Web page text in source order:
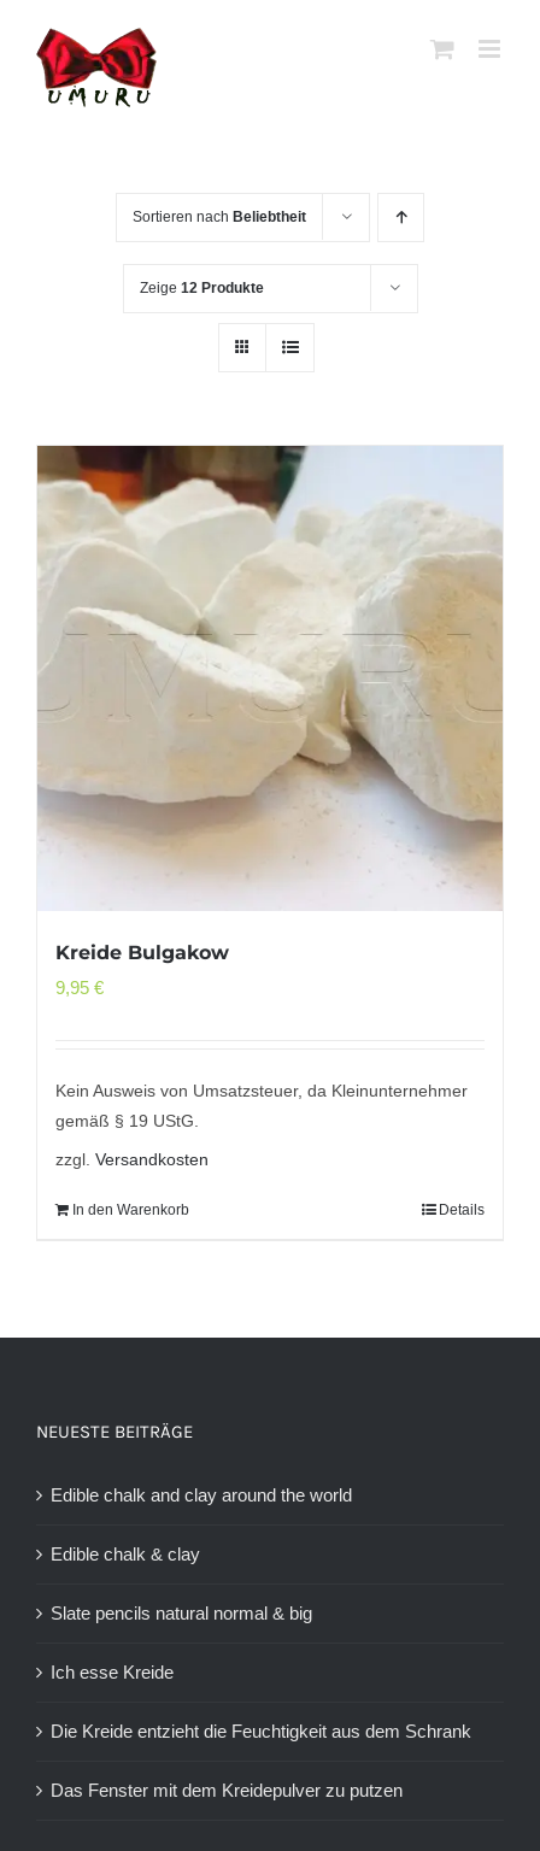
Inhalt
springen
Sortieren nach Beliebtheit
Zeige 12 Produkte
Kreide Bulgakow
9,95 €
Kein Ausweis von Umsatzsteuer, da Kleinunternehmer
gemäß § 19 UStG.
zzgl. Versandkosten
In den Warenkorb Details
NEUESTE BEITRÄGE
Edible chalk and clay around the world
Edible chalk & clay
Slate pencils natural normal & big
Ich esse Kreide
Die Kreide entzieht die Feuchtigkeit aus dem Schrank
Das Fenster mit dem Kreidepulver zu putzen